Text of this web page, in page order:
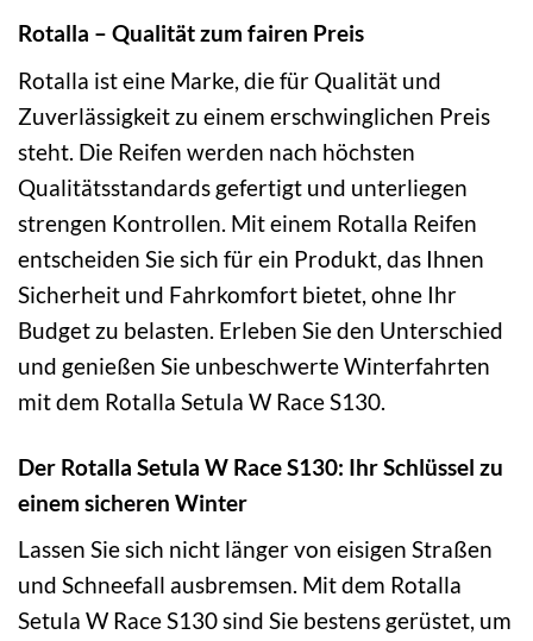
Rotalla – Qualität zum fairen Preis
Rotalla ist eine Marke, die für Qualität und
Zuverlässigkeit zu einem erschwinglichen Preis
steht. Die Reifen werden nach höchsten
Qualitätsstandards gefertigt und unterliegen
strengen Kontrollen. Mit einem Rotalla Reifen
entscheiden Sie sich für ein Produkt, das Ihnen
Sicherheit und Fahrkomfort bietet, ohne Ihr
Budget zu belasten. Erleben Sie den Unterschied
und genießen Sie unbeschwerte Winterfahrten
mit dem Rotalla Setula W Race S130.
Der Rotalla Setula W Race S130: Ihr Schlüssel zu
einem sicheren Winter
Lassen Sie sich nicht länger von eisigen Straßen
und Schneefall ausbremsen. Mit dem Rotalla
Setula W Race S130 sind Sie bestens gerüstet, um